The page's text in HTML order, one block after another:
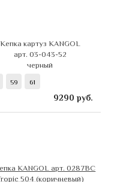
Кепка картуз KANGOL
арт. 03-043-52
черный
59 61
9290 руб.